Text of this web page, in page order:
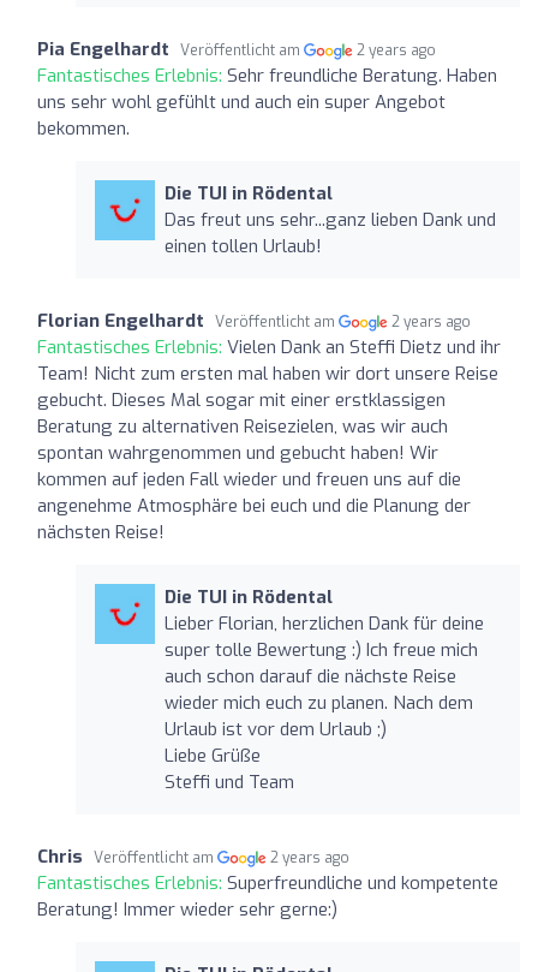
Pia Engelhardt Veröffentlicht am 2 years ago
Fantastisches Erlebnis: Sehr freundliche Beratung. Haben
uns sehr wohl gefühlt und auch ein super Angebot
bekommen.
Die TUI in Rödental
Das freut uns sehr...ganz lieben Dank und
einen tollen Urlaub!
Florian Engelhardt Veröffentlicht am 2 years ago
Fantastisches Erlebnis: Vielen Dank an Steffi Dietz und ihr
Team! Nicht zum ersten mal haben wir dort unsere Reise
gebucht. Dieses Mal sogar mit einer erstklassigen
Beratung zu alternativen Reisezielen, was wir auch
spontan wahrgenommen und gebucht haben! Wir
kommen auf jeden Fall wieder und freuen uns auf die
angenehme Atmosphäre bei euch und die Planung der
nächsten Reise!
Die TUI in Rödental
Lieber Florian, herzlichen Dank für deine
super tolle Bewertung :) Ich freue mich
auch schon darauf die nächste Reise
wieder mich euch zu planen. Nach dem
Urlaub ist vor dem Urlaub ;)
Liebe Grüße
Steffi und Team
Chris Veröffentlicht am 2 years ago
Fantastisches Erlebnis: Superfreundliche und kompetente
Beratung! Immer wieder sehr gerne:)